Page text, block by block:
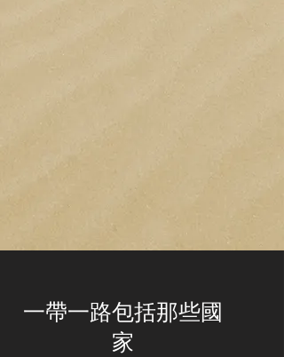
一帶一路包括那些國
家